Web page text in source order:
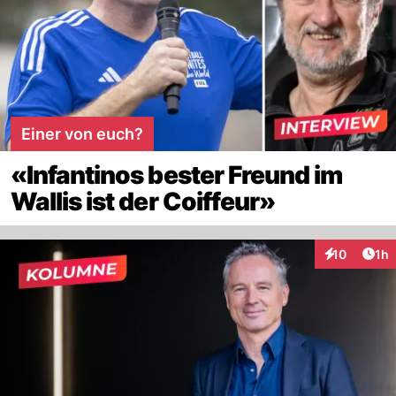
Einer von euch?
«Infantinos bester Freund im
Wallis ist der Coiffeur»
10 1h